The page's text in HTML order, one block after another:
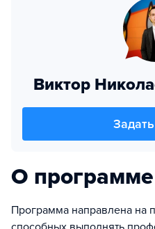
Виктор
О программе
Программа направлена на